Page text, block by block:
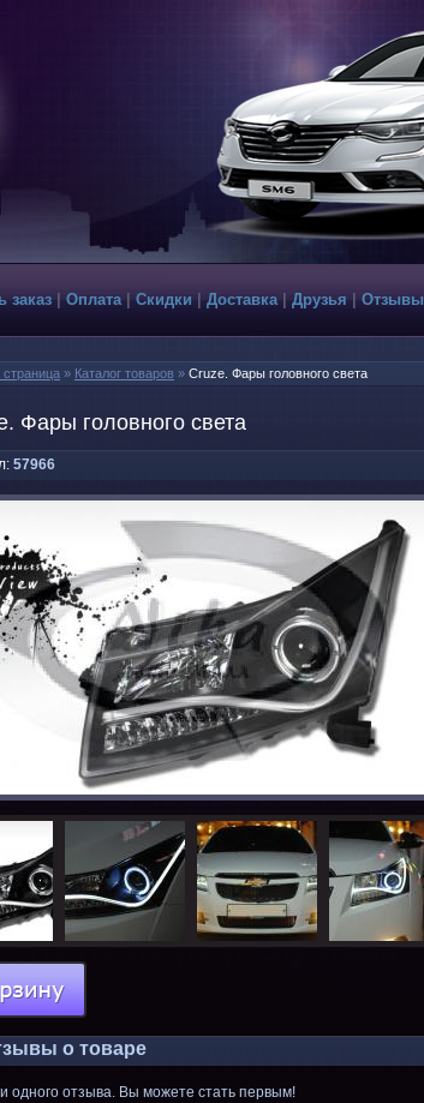
заказ Оплата| Скидки Доставка| Друзья Отзывы
страница » Каталог товаров » Cruze. Фары головного света
Фары головного света
57966
о товаре
одного отзыва. Вы можете стать первым!